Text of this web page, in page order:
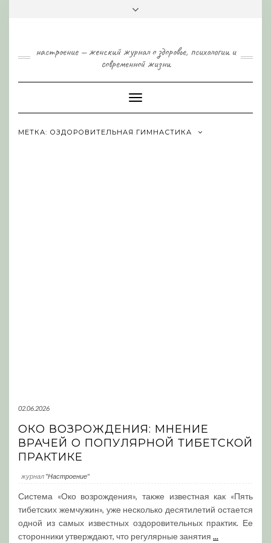
настроение — женский журнал о здоровье, психологии и
современной жизни
Toggle
Navigation
МЕТКА: ОЗДОРОВИТЕЛЬНАЯ ГИМНАСТИКА
02.06.2026
ОКО ВОЗРОЖДЕНИЯ: МНЕНИЕ
ВРАЧЕЙ О ПОПУЛЯРНОЙ ТИБЕТСКОЙ
ПРАКТИКЕ
журнал "Настроение"
Система «Око возрождения», также известная как «Пять
тибетских жемчужин», уже несколько десятилетий остается
одной из самых известных оздоровительных практик. Ее
сторонники утверждают, что регулярные занятия ...